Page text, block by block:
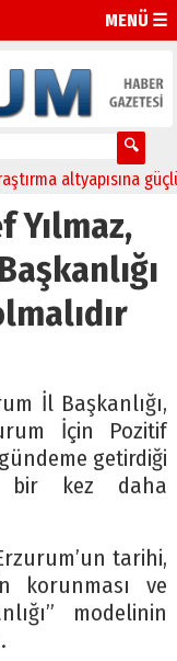
MENÜ ☰
altyapısına güçlü
Yılmaz,
İl Başkanlığı,
İçin Pozitif
getirdiği
bir kez daha
tarihi,
korunması ve
modelinin